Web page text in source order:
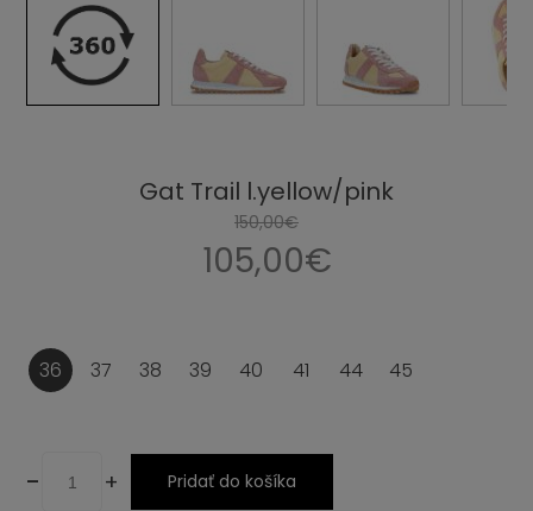
Gat Trail l.yellow/pink
150,00€
105,00€
36 37 38 39 40 41 44 45
- + Pridať do košíka